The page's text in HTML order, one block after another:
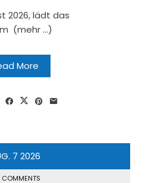
2026, lädt das
(mehr …)
More
7 2026
COMMENTS